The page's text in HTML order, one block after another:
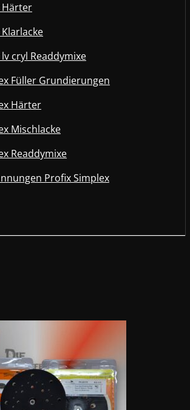
Härter
cryl Readdymixe
Füller Grundierungen
Härter
Mischlacke
Readdymixe
Profix Simplex